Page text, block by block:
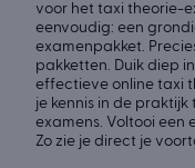
voor het taxi theorie-
eenvoudig: een
examenpakket.
pakketten. Duik diep
effectieve online taxi
je kennis in de
examens. Voltooi een
Zo zie je direct je